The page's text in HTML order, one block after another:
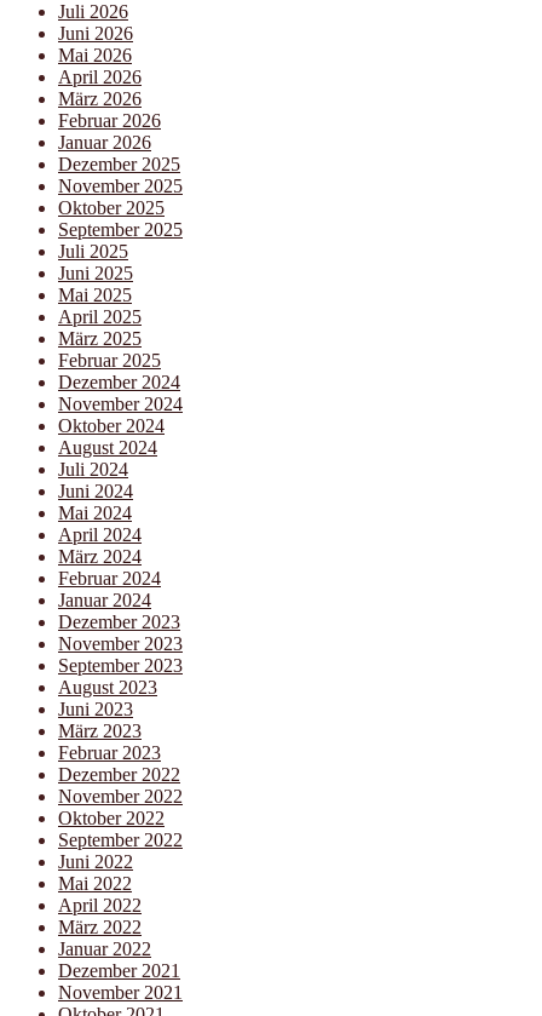
Juli 2026
Juni 2026
Mai 2026
April 2026
März 2026
Februar 2026
Januar 2026
Dezember 2025
November 2025
Oktober 2025
September 2025
Juli 2025
Juni 2025
Mai 2025
April 2025
März 2025
Februar 2025
Dezember 2024
November 2024
Oktober 2024
August 2024
Juli 2024
Juni 2024
Mai 2024
April 2024
März 2024
Februar 2024
Januar 2024
Dezember 2023
November 2023
September 2023
August 2023
Juni 2023
März 2023
Februar 2023
Dezember 2022
November 2022
Oktober 2022
September 2022
Juni 2022
Mai 2022
April 2022
März 2022
Januar 2022
Dezember 2021
November 2021